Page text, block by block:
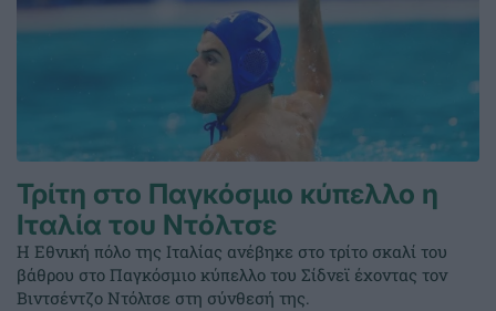
Τρίτη στο Παγκόσμιο κύπελλο η
Ιταλία του Ντόλτσε
Η Εθνική πόλο της Ιταλίας ανέβηκε στο τρίτο σκαλί του
βάθρου στο Παγκόσμιο κύπελλο του Σίδνεϊ έχοντας τον
Βιντσέντζο Ντόλτσε στη σύνθεσή της.